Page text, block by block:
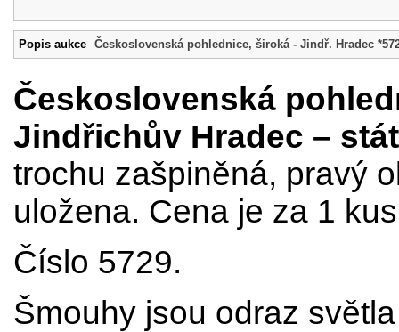
Popis aukce Československá pohlednice, široká - Jindř. Hradec
Československá
Jindřichův Hradec –
trochu zašpiněná, pravý
uložena. Cena je za 1
Číslo 5729.
Šmouhy jsou odraz